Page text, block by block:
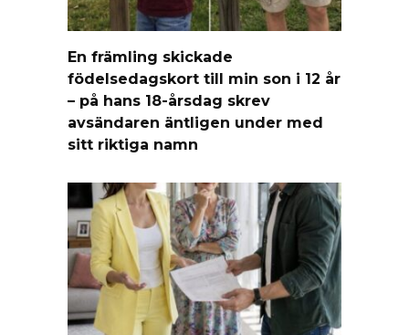
En främling skickade
födelsedagskort till min son i 12 år
– på hans 18-årsdag skrev
avsändaren äntligen under med
sitt riktiga namn